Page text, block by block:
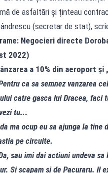
de asfaltări și ținteau
(secretar de stat),
Negocieri directe
2022)
a 10% din aeroport și
ca sa semnez vanzarea
catre gasca lui Dracea, faci
tu...
ma ocup eu sa ajunga la tine
pe circuite.
sau imi dai actiuni undeva sa
Si scapam si de Pacuraru. Il